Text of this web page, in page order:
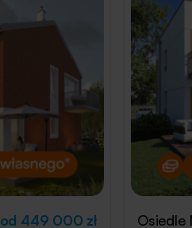
od 449 000 zł Osiedle